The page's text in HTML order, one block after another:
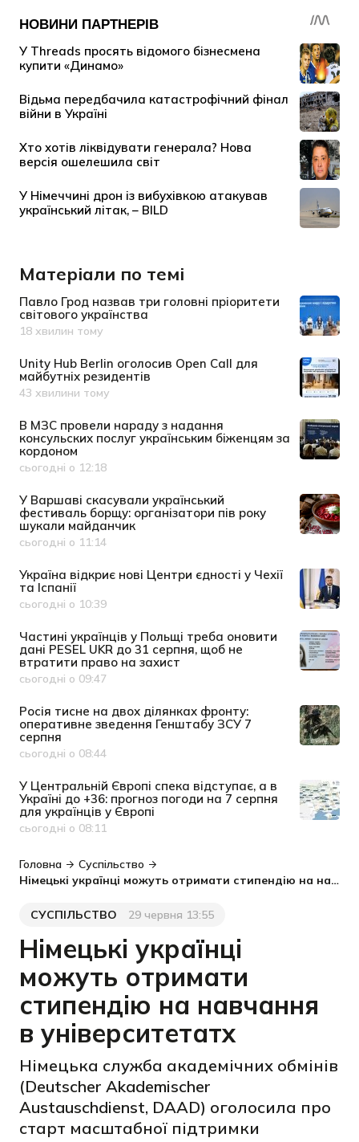
Матеріали по темі
Павло Грод назвав три головні пріоритети
світового українства
Дата публікації
18 хвилин тому
Unity Hub Berlin оголосив Open Call для
майбутніх резидентів
Дата публікації
43 хвилини тому
В МЗС провели нараду з надання
консульских послуг українським біженцям за
кордоном
Дата публікації
сьогодні о 12:18
У Варшаві скасували український
фестиваль борщу: організатори пів року
шукали майданчик
Дата публікації
сьогодні о 11:14
Україна відкриє нові Центри єдності у Чехії
та Іспанії
Дата публікації
сьогодні о 10:39
Частині українців у Польщі треба оновити
дані PESEL UKR до 31 серпня, щоб не
втратити право на захист
Дата публікації
сьогодні о 09:47
Росія тисне на двох ділянках фронту:
оперативне зведення Генштабу ЗСУ 7
серпня
Дата публікації
сьогодні о 08:44
У Центральній Європі спека відступає, а в
Україні до +36: прогноз погоди на 7 серпня
для українців у Європі
Дата публікації
сьогодні о 08:11
Головна
Суспільство
Німецькі українці можуть отримати стипендію на навчання в університетатх
Категорія
СУСПІЛЬСТВО
Дата публікації29 червня 13:55
Німецькі українці
можуть отримати
стипендію на навчання
в університетатх
Німецька служба академічних обмінів
(Deutscher Akademischer
Austauschdienst, DAAD) оголосила про
старт масштабної підтримки